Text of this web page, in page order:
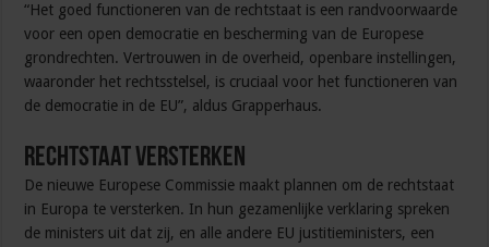
“Het goed functioneren van de rechtstaat is een randvoorwaarde
voor een open democratie en bescherming van de Europese
grondrechten. Vertrouwen in de overheid, openbare instellingen,
waaronder het rechtsstelsel, is cruciaal voor het functioneren van
de democratie in de EU”, aldus Grapperhaus.
Rechtstaat versterken
De nieuwe Europese Commissie maakt plannen om de rechtstaat
in Europa te versterken. In hun gezamenlijke verklaring spreken
de ministers uit dat zij, en alle andere EU justitieministers, een